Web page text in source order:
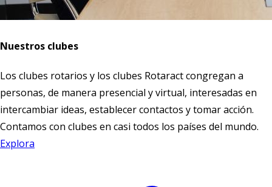
Nuestros clubes
Los clubes rotarios y los clubes Rotaract congregan a
personas, de manera presencial y virtual, interesadas en
intercambiar ideas, establecer contactos y tomar acción.
Contamos con clubes en casi todos los países del mundo.
Explora